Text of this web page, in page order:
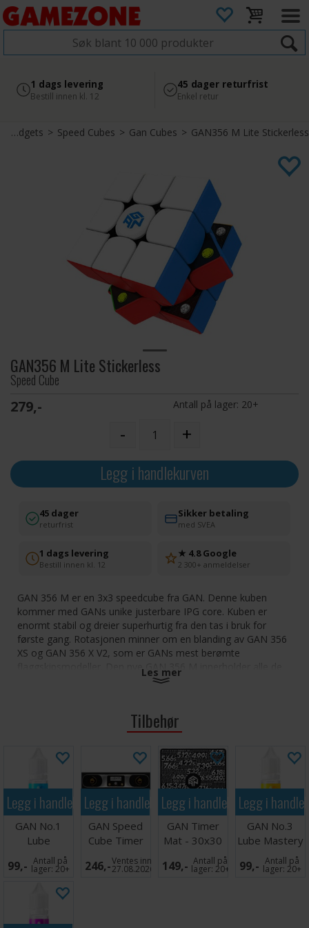
2 300+ anmeldelser på
Google
Sikker betaling
med Svea
1 dags levering
Bestill innen kl. 12
45 dager returfrist
Enkel retur
Gadgets >Speed Cubes>Gan Cubes>GAN356 M Lite Stickerless
GAN356 M Lite Stickerless
Speed Cube
279,- Antall på lager: 20+
- +
Legg i handlekurven
45 dager
returfrist
Sikker betaling
med SVEA
1 dags levering
Bestill innen kl. 12
★ 4.8 Google
2 300+ anmeldelser
GAN 356 M er en 3x3 speedcube fra GAN. Denne kuben
kommer med GANs unike justerbare IPG core. Kuben er
enormt stabil og dreier superhurtig fra den tas i bruk for
første gang. Rotasjonen minner om en blanding av GAN 356
XS og GAN 356 X V2, som er GANs mest berømte
flaggskipsmodeller. Den nye GAN 356 M innerholder alle de
lekre kvalitene som kjennetegner en god speedcube,
Les mer
Tilbehør
Legg i handlekurven
GAN No.1
Lube
Maintenance
99,- Antall på
lager:20+
Legg i handlekurven
GAN Speed
Cube Timer
(Silver Knight)
246,-Ventes inn
27.08.2026
Legg i handlekurven
GAN Timer
Mat - 30x30
cm
149,- Antall på
lager:20+
Legg i
GAN No.3
Lube Mastery
99,- Antall på
lager:20+